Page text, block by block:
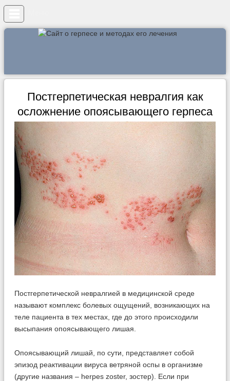
Постгерпетическая невралгия как
осложнение опоясывающего герпеса
Постгерпетической невралгией в медицинской среде
называют комплекс болевых ощущений, возникающих на
теле пациента в тех местах, где до этого происходили
высыпания опоясывающего лишая.
Опоясывающий лишай, по сути, представляет собой
эпизод реактивации вируса ветряной оспы в организме
(другие названия – herpes zoster, зостер). Если при